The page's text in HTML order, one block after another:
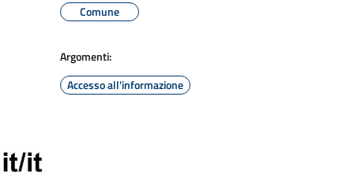
Comune
Argomenti:
Accesso all'informazione